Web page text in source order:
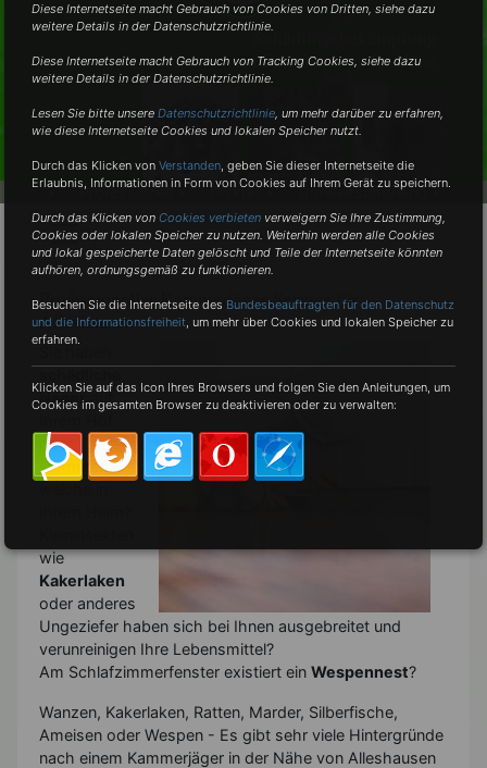
Schädlingsbekämpfung
vom Fachmann in der Nähe
• Professionell • Diskret • Umweltschonend •
Professioneller Kammerjäger-Service für
Alleshausen
Nagerauf
oder
vermuten
wie
Kakerlaken
oder anderes
Ungeziefer haben sich bei Ihnen ausgebreitet und
verunreinigen Ihre Lebensmittel?
Am Schlafzimmerfenster existiert ein Wespennest?
Wanzen, Kakerlaken, Ratten, Marder, Silberfische,
Ameisen oder Wespen - Es gibt sehr viele Hintergründe
nach einem Kammerjäger in der Nähe von Alleshausen
Diese Internetseite macht Gebrauch von Cookies von Dritten, siehe dazu
weitere Details in der Datenschutzrichtlinie.
Diese Internetseite macht Gebrauch von Tracking Cookies, siehe dazu
weitere Details in der Datenschutzrichtlinie.
Lesen Sie bitte unsereDatenschutzrichtlinie, um mehr darüber zu erfahren,
wie diese Internetseite Cookies und lokalen Speicher nutzt.
Durch das Klicken vonVerstanden,geben Sie dieser Internetseite die
Erlaubnis, Informationen in Form von Cookies auf Ihrem Gerät zu speichern.
Durch das Klicken von Cookies verbieten verweigern Sie Ihre Zustimmung,
Cookies oder lokalen Speicher zu nutzen. Weiterhin werden alle Cookies
und lokal gespeicherte Daten gelöscht und Teile der Internetseite könnten
aufhören, ordnungsgemäß zu funktionieren.
Besuchen Sie die Internetseite des Bundesbeauftragten für den Datenschutz
und die Informationsfreiheit, um mehr über Cookies und lokalen Speicher zu
erfahren.
Klicken Sie auf das Icon Ihres Browsers und folgen Sie den Anleitungen, um
Cookies im gesamten Browser zu deaktivieren oder zu verwalten: